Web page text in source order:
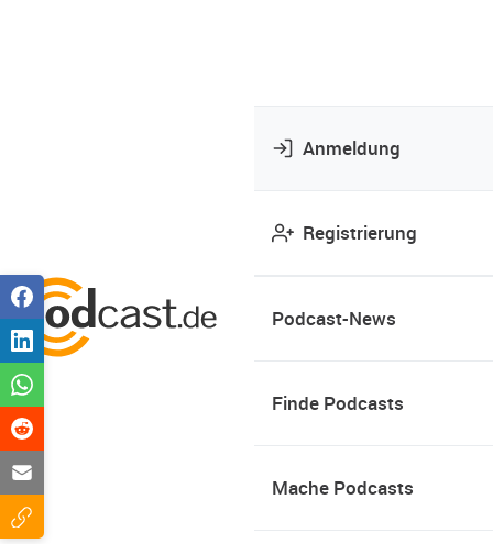
Anmeldung
Registrierung
Podcast-News
Finde Podcasts
Mache Podcasts